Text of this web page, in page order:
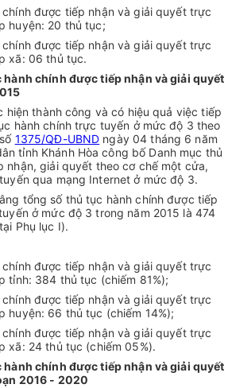
được tiếp nhận và giải quyết trực
huyện: 20 thủ tục;
được tiếp nhận và giải quyết trực
xã: 06 thủ tục.
hành chính được tiếp nhận và giải quyết
thành công và có hiệu quả việc tiếp
hành chính trực tuyến ở mức độ 3 theo
1375/QĐ-UBND ngày 04 tháng 6 năm
tỉnh Khánh Hòa công bố Danh mục thủ
nhận, giải quyết theo cơ chế một cửa,
qua mạng Internet ở mức độ 3.
tổng số thủ tục hành chính được tiếp
ở mức độ 3 trong năm 2015 là 474
Phụ lục I).
được tiếp nhận và giải quyết trực
tỉnh: 384 thủ tục (chiếm 81%);
được tiếp nhận và giải quyết trực
huyện: 66 thủ tục (chiếm 14%);
được tiếp nhận và giải quyết trực
xã: 24 thủ tục (chiếm 05%).
hành chính được tiếp nhận và giải quyết
2016 - 2020